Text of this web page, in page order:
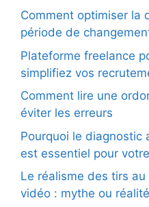
Comment optimiser la
période de
Plateforme freelance
simplifiez vos
Comment lire une
éviter les erreurs
Pourquoi le diagnostic
est essentiel pour
Le réalisme des tirs
vidéo : mythe ou